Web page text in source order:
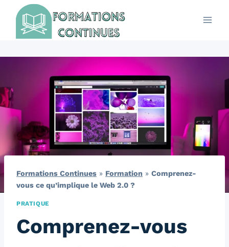
contenu
Formations Continues » Formation » Comprenez-
vous ce qu’implique le Web 2.0 ?
PRATIQUE
Comprenez-vous